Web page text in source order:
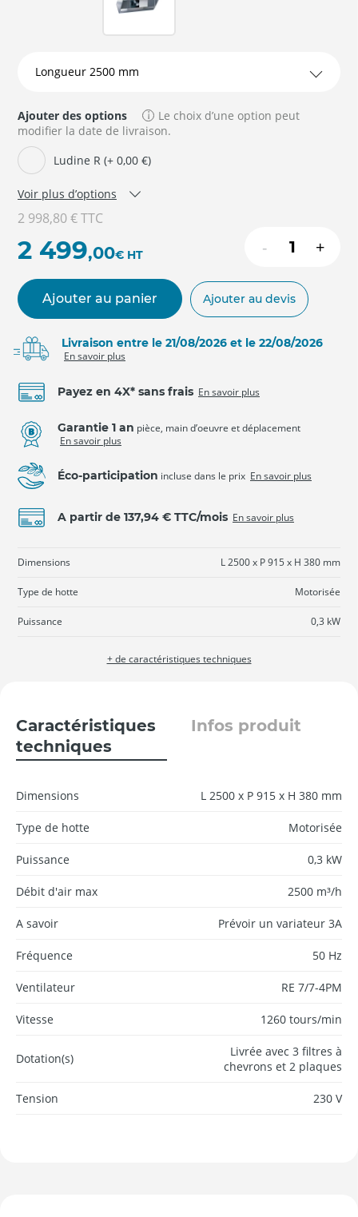
Ajouter des options
Le choix d’une option peut
modifier la date de livraison.
Ludine R (+ 0,00 €)
Voir plus d’options
2 998,80 €TTC
2 499,00€ HT - +
Ajouter au panier Ajouter au devis
Livraison entre le 21/08/2026 et le 22/08/2026
En savoir plus
Payez en 4X* sans frais En savoir plus
Garantie 1 an pièce, main d’oeuvre et déplacement
En savoir plus
Éco-participation incluse dans le prix En savoir plus
A partir de 137,94 € TTC/mois En savoir plus
Dimensions L 2500 x P 915 x H 380 mm
Type de hotte Motorisée
Puissance 0,3 kW
+ de caractéristiques techniques
Caractéristiques
techniques
Infos produit
Dimensions L 2500 x P 915 x H 380 mm
Type de hotte Motorisée
Puissance 0,3 kW
Débit d'air max 2500 m³/h
A savoir Prévoir un variateur 3A
Fréquence 50 Hz
Ventilateur RE 7/7-4PM
Vitesse 1260 tours/min
Dotation(s)
Livrée avec 3 filtres à
chevrons et 2 plaques
Tension 230 V